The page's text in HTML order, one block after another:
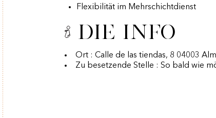
Flexibilität im Mehrschichtdienst
Die Info
Ort : Calle de las tiendas, 8 04003
Zu besetzende Stelle : So bald wie